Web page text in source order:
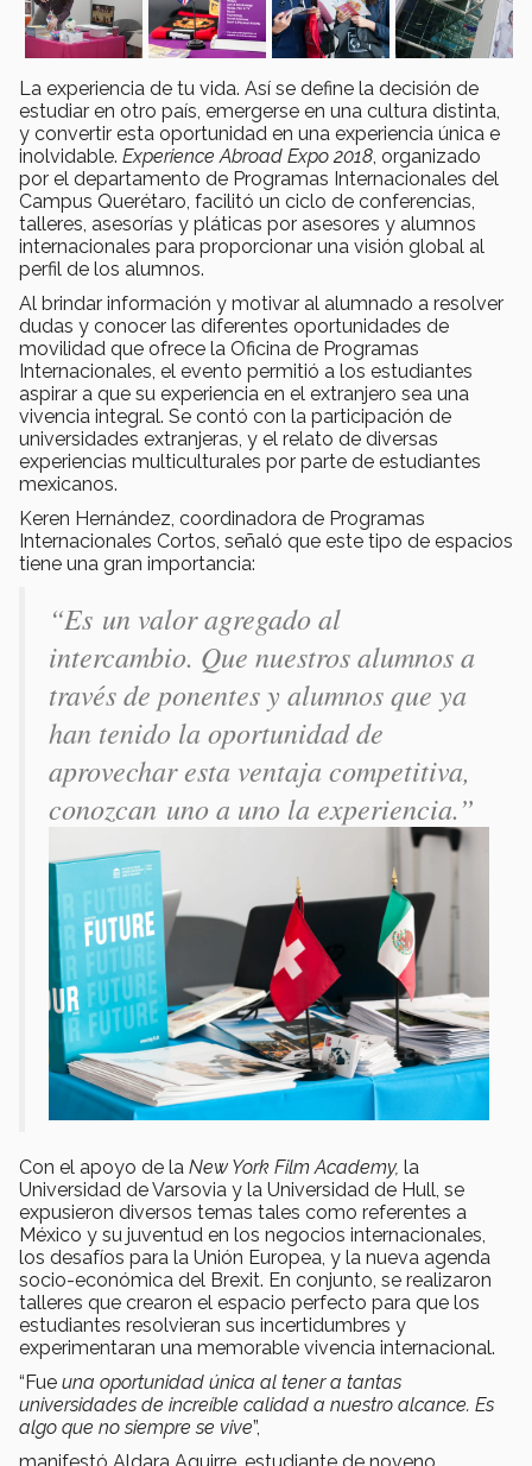
La experiencia de tu vida. Así se define la decisión de
estudiar en otro país, emergerse en una cultura distinta,
y convertir esta oportunidad en una experiencia única e
inolvidable. Experience Abroad Expo 2018 , organizado
por el departamento de Programas Internacionales del
Campus Querétaro, facilitó un ciclo de conferencias,
talleres, asesorías y pláticas por asesores y alumnos
internacionales para proporcionar una visión global al
perfil de los alumnos.
Al brindar información y motivar al alumnado a resolver
dudas y conocer las diferentes oportunidades de
movilidad que ofrece la Oficina de Programas
Internacionales, el evento permitió a los estudiantes
aspirar a que su experiencia en el extranjero sea una
vivencia integral. Se contó con la participación de
universidades extranjeras, y el relato de diversas
experiencias multiculturales por parte de estudiantes
mexicanos.
Keren Hernández, coordinadora de Programas
Internacionales Cortos, señaló que este tipo de espacios
tiene una gran importancia:
“Es un valor agregado al
intercambio. Que nuestros alumnos a
través de ponentes y alumnos que ya
han tenido la oportunidad de
aprovechar esta ventaja competitiva,
conozcan uno a uno la experiencia.”
Con el apoyo de la New York Film Academy, la
Universidad de Varsovia y la Universidad de Hull, se
expusieron diversos temas tales como referentes a
México y su juventud en los negocios internacionales,
los desafíos para la Unión Europea, y la nueva agenda
socio-económica del Brexit. En conjunto, se realizaron
talleres que crearon el espacio perfecto para que los
estudiantes resolvieran sus incertidumbres y
experimentaran una memorable vivencia internacional.
“Fue una oportunidad única al tener a tantas
universidades de increíble calidad a nuestro alcance. Es
algo que no siempre se vive”,